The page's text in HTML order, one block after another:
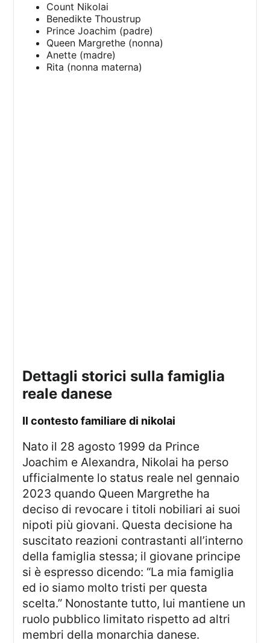
Count Nikolai
Benedikte Thoustrup
Prince Joachim (padre)
Queen Margrethe (nonna)
Anette (madre)
Rita (nonna materna)
dettagli storici sulla famiglia
reale danese
il contesto familiare di nikolai
Nato il 28 agosto 1999 da Prince
Joachim e Alexandra, Nikolai ha perso
ufficialmente lo status reale nel gennaio
2023 quando Queen Margrethe ha
deciso di revocare i titoli nobiliari ai suoi
nipoti più giovani. Questa decisione ha
suscitato reazioni contrastanti all’interno
della famiglia stessa; il giovane principe
si è espresso dicendo: “La mia famiglia
ed io siamo molto tristi per questa
scelta.” Nonostante tutto, lui mantiene un
ruolo pubblico limitato rispetto ad altri
membri della monarchia danese.